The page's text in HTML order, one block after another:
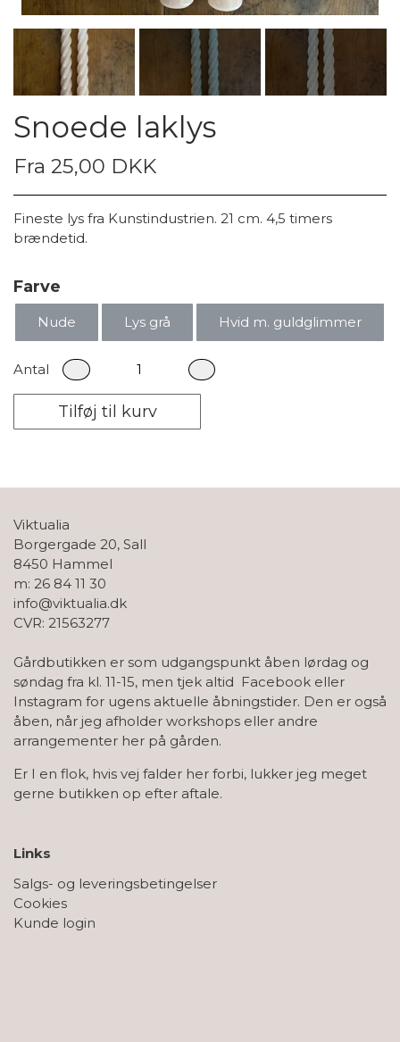
Snoede laklys
Fra 25,00 DKK
Fineste lys fra Kunstindustrien. 21 cm. 4,5 timers
brændetid.
Farve
Nude Lys grå Hvid m. guldglimmer
Antal
Tilføj til kurv
Viktualia
Borgergade 20, Sall
8450 Hammel
m: 26 84 11 30
info@viktualia.dk
CVR: 21563277
Gårdbutikken er som udgangspunkt åben lørdag og
søndag fra kl. 11-15, men tjek altid Facebook eller
Instagram for ugens aktuelle åbningstider. Den er også
åben, når jeg afholder workshops eller andre
arrangementer her på gården.
Er I en flok, hvis vej falder her forbi, lukker jeg meget
gerne butikken op efter aftale.
Links
Salgs- og leveringsbetingelser
Cookies
Kunde login